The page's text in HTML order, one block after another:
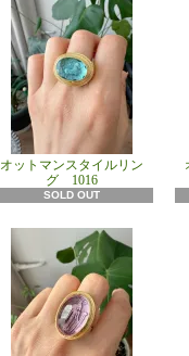
オットマンスタイルリン
グ 1016
SOLD OUT